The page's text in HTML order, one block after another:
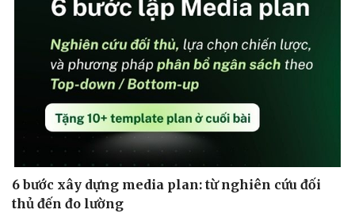
6 bước xây dựng media plan: từ nghiên cứu đối
thủ đến đo lường